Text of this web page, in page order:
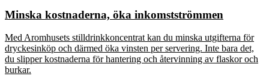
Minska kostnaderna, öka inkomstströmmen
Med Aromhusets stilldrinkkoncentrat kan du minska utgifterna för
dryckesinköp och därmed öka vinsten per servering. Inte bara det,
du slipper kostnaderna för hantering och återvinning av flaskor och
burkar.